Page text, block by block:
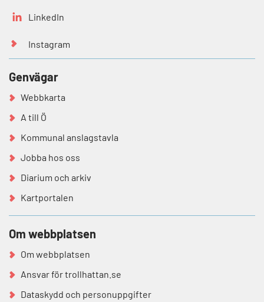
LinkedIn
Instagram
Genvägar
Webbkarta
A till Ö
Kommunal anslagstavla
Jobba hos oss
Diarium och arkiv
Kartportalen
Om webbplatsen
Om webbplatsen
Ansvar för trollhattan.se
Dataskydd och personuppgifter